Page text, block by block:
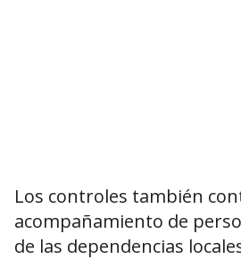
Los controles también
acompañamiento de
de las dependencias